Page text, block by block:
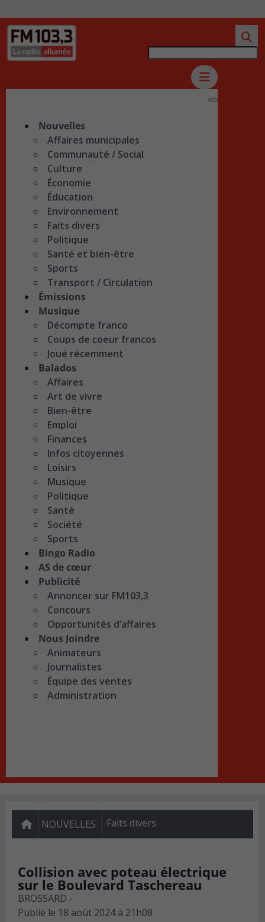
Nouvelles
Affaires municipales
Communauté / Social
Culture
Économie
Éducation
Environnement
Faits divers
Politique
Santé et bien-être
Sports
Transport / Circulation
Émissions
Musique
Décompte franco
Coups de coeur francos
Joué récemment
Balados
Affaires
Art de vivre
Bien-être
Emploi
Finances
Infos citoyennes
Loisirs
Musique
Politique
Santé
Société
Sports
Bingo Radio
AS de cœur
Publicité
Annoncer sur FM103,3
Concours
Opportunités d’affaires
Nous Joindre
Animateurs
Journalistes
Équipe des ventes
Administration
NOUVELLES Faits divers
Collision avec poteau électrique
sur le Boulevard Taschereau
BROSSARD -
Publié le 18 août 2024 à 21h08